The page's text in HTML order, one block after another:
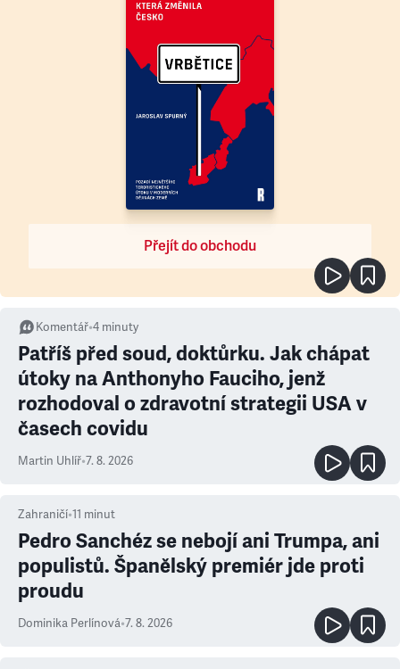
Přejít do obchodu
Komentář•4 minuty
Patříš před soud, doktůrku. Jak chápat
útoky na Anthonyho Fauciho, jenž
rozhodoval o zdravotní strategii USA v
časech covidu
Martin Uhlíř•7. 8. 2026
Zahraničí•11 minut
Pedro Sanchéz se nebojí ani Trumpa, ani
populistů. Španělský premiér jde proti
proudu
Dominika Perlínová•7. 8. 2026